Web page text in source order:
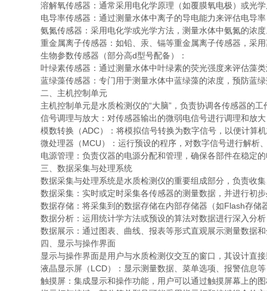
溶解氧传感器：通常采用电化学原理（如覆膜氧电极）或光学
电导率传感器：通过测量水体中离子的导电能力来评估电导率
氨氮传感器：采用电化学或光学方法，测量水体中氨氮的浓度
重金属离子传感器：如铅、汞、镉等重金属离子传感器，采用
生物参数传感器（部分高d型号配备）：
叶绿素传感器：通过测量水体中叶绿素的荧光强度来评估藻类
蓝绿藻传感器：专门用于测量水体中蓝绿藻的浓度，预防蓝绿
二、主机控制单元
主机控制单元是水质检测仪的“大脑”，负责协调各传感器的工
信号调理与放大：对传感器输出的微弱电信号进行调理和放大
模数转换（ADC）：将模拟信号转换为数字信号，以便计算机
微处理器（MCU）：运行预设的程序，对数字信号进行解析
电源管理：负责仪器的电源分配和管理，确保各部件在稳定的
三、数据采集与处理系统
数据采集与处理系统是水质检测仪的重要组成部分，负责收集
数据采集：实时或定时采集各传感器的测量数据，并进行初步
数据存储：将采集到的数据存储在内部存储器（如Flash存储
数据分析：运用统计学方法或预设的算法对数据进行深入分析
数据展示：通过图表、曲线、报表等形式直观展示测量数据和
四、显示与操作界面
显示与操作界面是用户与水质检测仪交互的窗口，其设计直接
液晶显示屏（LCD）：显示测量数据、菜单选项、报警信息等
触摸屏：集成显示和操作功能，用户可以通过触摸屏幕上的图